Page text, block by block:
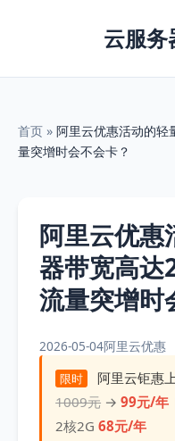
云服务
首页 » 阿里云优惠活动的轻
量突增时会不会卡？
阿里云优惠
器带宽高达
流量突增时
2026-05-04阿里云优惠
限时 阿里云钜惠
1009元 →99元/年
2核2G68元/年